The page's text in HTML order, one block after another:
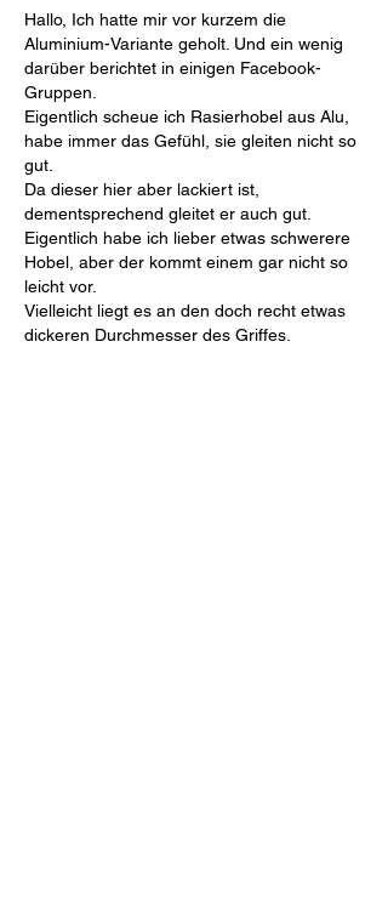
Hallo, Ich hatte mir vor kurzem die
Aluminium-Variante geholt. Und ein wenig
darüber berichtet in einigen Facebook-
Gruppen.
Eigentlich scheue ich Rasierhobel aus Alu,
habe immer das Gefühl, sie gleiten nicht so
gut.
Da dieser hier aber lackiert ist,
dementsprechend gleitet er auch gut.
Eigentlich habe ich lieber etwas schwerere
Hobel, aber der kommt einem gar nicht so
leicht vor.
Vielleicht liegt es an den doch recht etwas
dickeren Durchmesser des Griffes.